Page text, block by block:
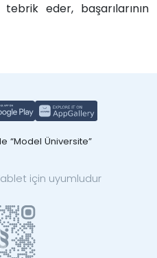
eder, başarılarının
“Model Üniversite”
için uyumludur